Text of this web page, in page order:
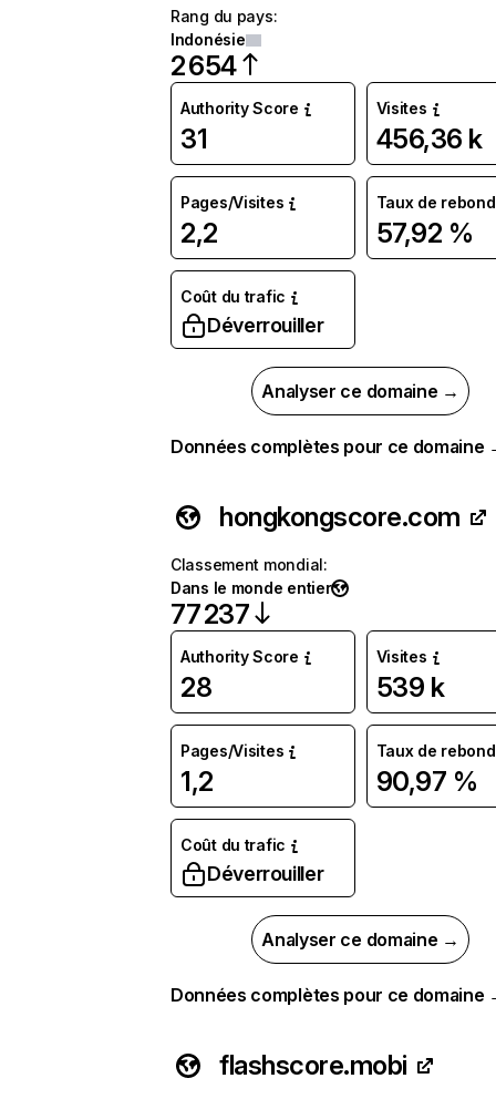
Rang du pays:
Indonésie
2 654
Authority Score
31
Visites
456,36 k
Pages/Visites
2,2
Taux de rebond
57,92 %
Coût du trafic
Déverrouiller
Analyser ce domaine →
Données complètes pour ce domaine
hongkongscore.com
Classement mondial:
Dans le monde entier
77 237
Authority Score
28
Visites
539 k
Pages/Visites
1,2
Taux de rebond
90,97 %
Coût du trafic
Déverrouiller
Analyser ce domaine →
Données complètes pour ce domaine
flashscore.mobi